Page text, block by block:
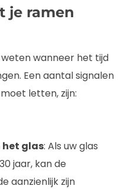
je ramen
wanneer het tijd
Een aantal signalen
letten, zijn:
het glas: Als uw glas
jaar, kan de
aanzienlijk zijn